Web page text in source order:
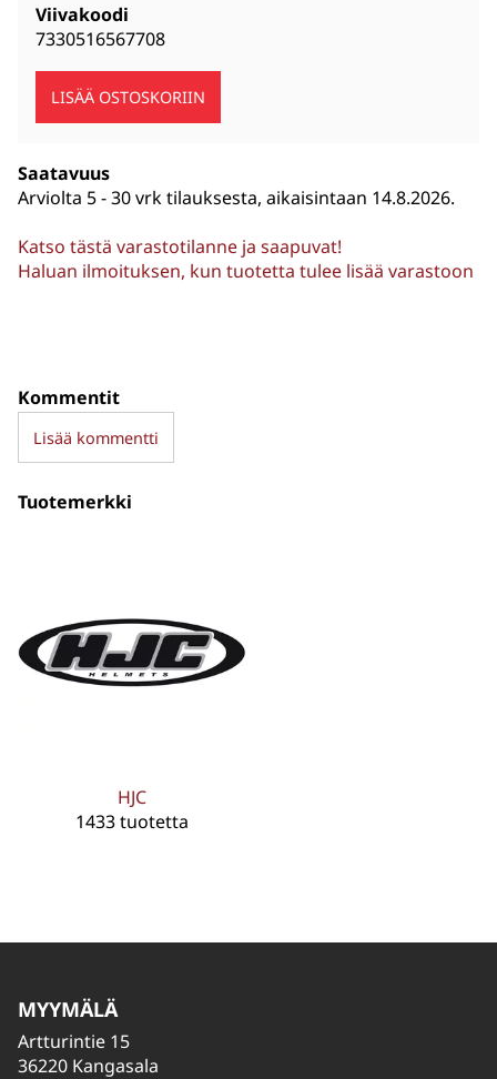
Viivakoodi
7330516567708
Saatavuus
Arviolta 5 - 30 vrk tilauksesta, aikaisintaan 14.8.2026.
Katso tästä varastotilanne ja saapuvat!
Haluan ilmoituksen, kun tuotetta tulee lisää varastoon
Kommentit
Lisää kommentti
Tuotemerkki
HJC
1433 tuotetta
MYYMÄLÄ
Artturintie 15
36220 Kangasala